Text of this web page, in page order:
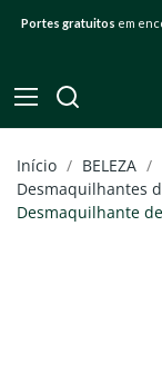
Portes gratuitos em
Início BELEZA
Desmaquilhantes
Desmaquilhante